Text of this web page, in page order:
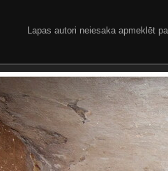
Lapas autori neiesaka apmeklēt